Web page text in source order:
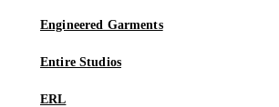
Engineered Garments
Entire Studios
ERL